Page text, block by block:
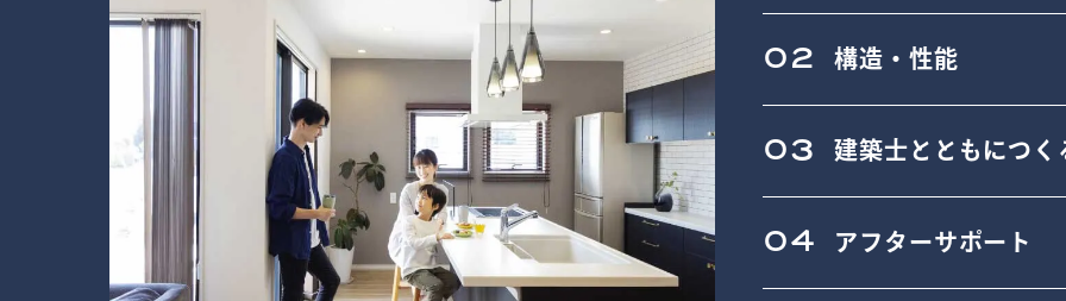
02 構造・性能
03 建築士とともにつく
04 アフターサポート